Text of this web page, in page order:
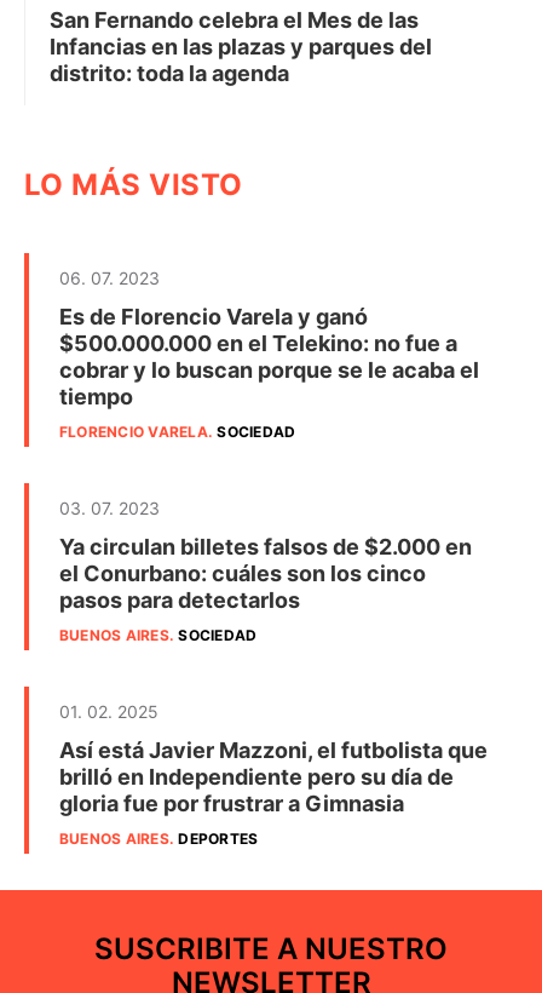
San Fernando celebra el Mes de las
Infancias en las plazas y parques del
distrito: toda la agenda
LO MÁS VISTO
06. 07. 2023
Es de Florencio Varela y ganó
$500.000.000 en el Telekino: no fue a
cobrar y lo buscan porque se le acaba el
tiempo
FLORENCIO VARELA.SOCIEDAD
03. 07. 2023
Ya circulan billetes falsos de $2.000 en
el Conurbano: cuáles son los cinco
pasos para detectarlos
BUENOS AIRES.SOCIEDAD
01. 02. 2025
Así está Javier Mazzoni, el futbolista que
brilló en Independiente pero su día de
gloria fue por frustrar a Gimnasia
BUENOS AIRES.DEPORTES
SUSCRIBITE A NUESTRO
NEWSLETTER